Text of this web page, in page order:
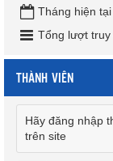
Tháng hiện tại
Tổng lượt truy
THÀNH VIÊN
Hãy đăng nhập
trên site